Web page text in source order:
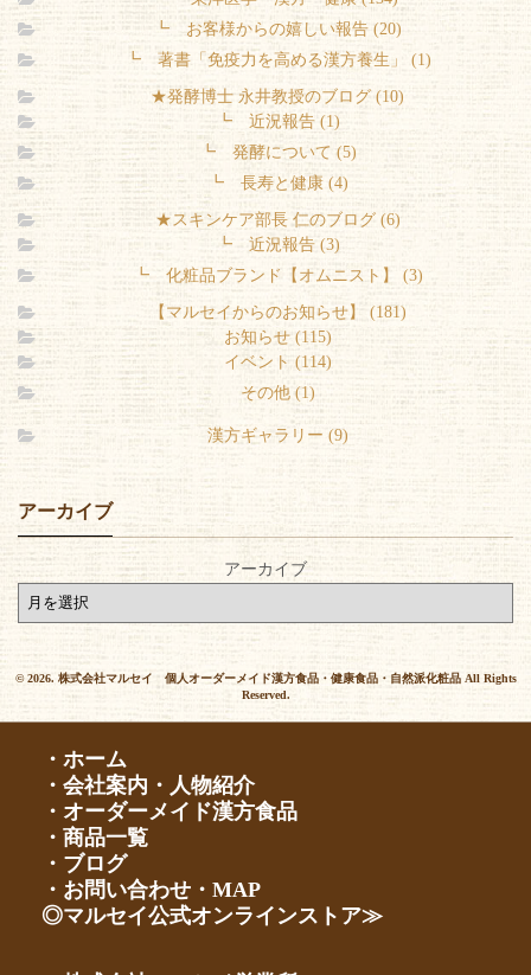
┗ お客様からの嬉しい報告 (20)
┗ 著書「免疫力を高める漢方養生」 (1)
★発酵博士 永井教授のブログ (10)
┗ 近況報告 (1)
┗ 発酵について (5)
┗ 長寿と健康 (4)
★スキンケア部長 仁のブログ (6)
┗ 近況報告 (3)
┗ 化粧品ブランド【オムニスト】 (3)
【マルセイからのお知らせ】 (181)
お知らせ (115)
イベント (114)
その他 (1)
漢方ギャラリー (9)
アーカイブ
アーカイブ
© 2026. 株式会社マルセイ 個人オーダーメイド漢方食品・健康食品・自然派化粧品 All Rights
Reserved.
・ホーム
・会社案内・人物紹介
・オーダーメイド漢方食品
・商品一覧
・ブログ
・お問い合わせ・MAP
◎マルセイ公式オンラインストア≫